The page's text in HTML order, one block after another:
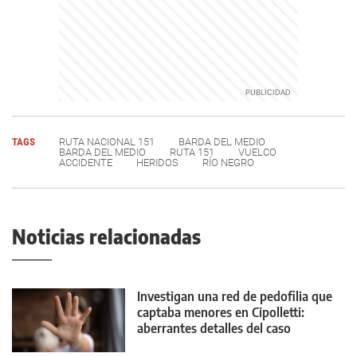
TAGS RUTA NACIONAL 151
BARDA DEL MEDIO
BARDA DEL MEDIO
RUTA 151
VUELCO
ACCIDENTE
HERIDOS RÍO NEGRO
Noticias relacionadas
Investigan una red de pedofilia que
captaba menores en Cipolletti:
aberrantes detalles del caso